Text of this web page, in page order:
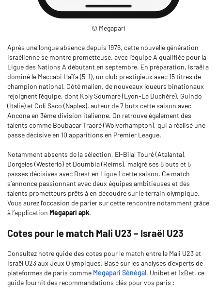
© Megapari
Après une longue absence depuis 1976, cette nouvelle génération
israélienne se montre prometteuse, avec l’équipe A qualifiée pour la
Ligue des Nations A débutant en septembre. En préparation, Israël a
dominé le Maccabi Haïfa (5-1), un club prestigieux avec 15 titres de
champion national. Côté malien, de nouveaux joueurs binationaux
rejoignent l’équipe, dont Koly Soumaré (Lyon-La Duchère), Guindo
(Italie) et Coli Saco (Naples), auteur de 7 buts cette saison avec
Ancona en 3ème division italienne. On retrouve également des
talents comme Boubacar Traoré (Wolverhampton), qui a réalisé une
passe décisive en 10 apparitions en Premier League.
Notamment absents de la sélection, El-Bilal Touré (Atalanta),
Dorgeles (Westerlo) et Doumbia (Reims), malgré ses 6 buts et 5
passes décisives avec Brest en Ligue 1 cette saison. Ce match
s’annonce passionnant avec deux équipes ambitieuses et des
talents prometteurs prêts à en découdre sur le terrain olympique.
Vous aurez l’occasion de parier sur cette rencontre notamment grâce
à l’application Megapari apk.
Cotes pour le match Mali U23 – Israël U23
Consultez notre guide des cotes pour le match entre le Mali U23 et
Israël U23 aux Jeux Olympiques. Basé sur les analyses d’experts de
plateformes de paris comme Megapari Sénégal, Unibet et 1xBet, ce
guide fournit des recommandations clés pour vos paris :